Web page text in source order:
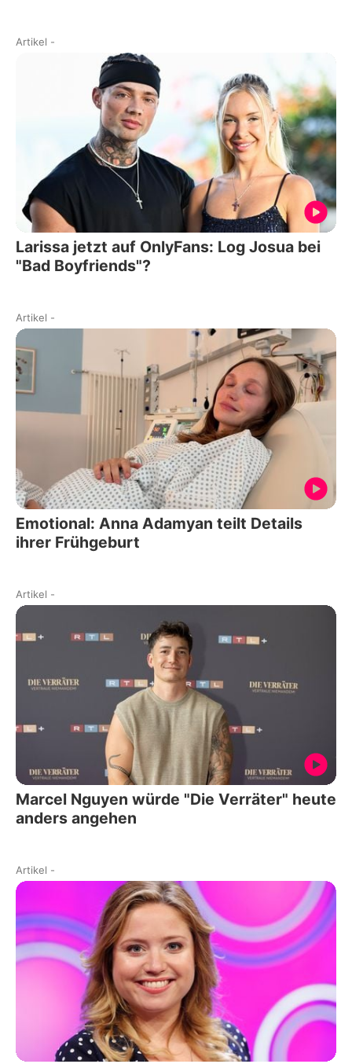
Artikel -
Larissa jetzt auf OnlyFans: Log Josua bei
"Bad Boyfriends"?
Artikel -
Emotional: Anna Adamyan teilt Details
ihrer Frühgeburt
Artikel -
Marcel Nguyen würde "Die Verräter" heute
anders angehen
Artikel -